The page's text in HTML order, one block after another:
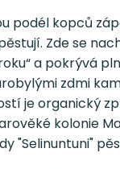
podél kopců
Zde se
a pokrývá
zdmi
je organický
kolonie
"Selinuntuni"